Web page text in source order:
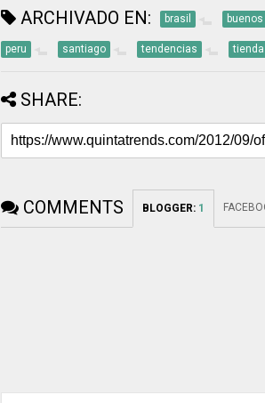
ARCHIVADO EN: brasil
peru santiago tendencias
SHARE:
COMMENTS BLOGGER: 1